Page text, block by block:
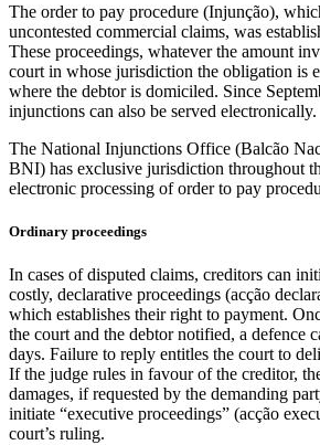
The order to pay procedure (Injunção),
uncontested commercial claims, was
These proceedings, whatever the amount
court in whose jurisdiction the obligation is
where the debtor is domiciled. Since
injunctions can also be served electronically.
The National Injunctions Office (Balcão
BNI) has exclusive jurisdiction throughout
electronic processing of order to pay
Ordinary proceedings
In cases of disputed claims, creditors can
costly, declarative proceedings (acção
which establishes their right to payment.
the court and the debtor notified, a defence
days. Failure to reply entitles the court to
If the judge rules in favour of the creditor,
damages, if requested by the demanding
initiate “executive proceedings” (acção
court’s ruling.